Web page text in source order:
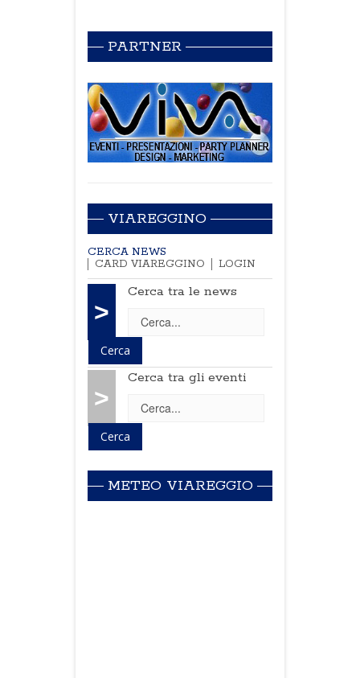
PARTNER
VIAREGGINO
CERCA NEWS
CARD VIAREGGINO
LOGIN
>
Cerca tra le news
>
Cerca tra gli eventi
METEO VIAREGGIO